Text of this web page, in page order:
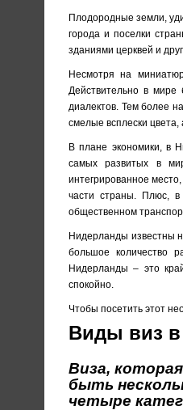
Плодородные земли,
города и поселки
зданиями церквей и
Несмотря на
Действительно в мире
диалектов. Тем более
смелые всплески
В плане экономики, в
самых развитых в
интегрированное
части страны. Плюс,
общественном
Нидерланды известны
большое количество
Нидерланды – это
спокойно.
Чтобы посетить этот
Виды виз в
Виза,
быть
четыре